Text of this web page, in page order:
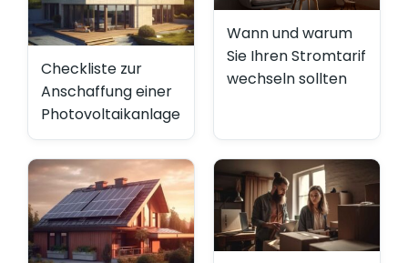
Checkliste zur
Anschaffung einer
Photovoltaikanlage
Wann und warum
Sie Ihren Stromtarif
wechseln sollten